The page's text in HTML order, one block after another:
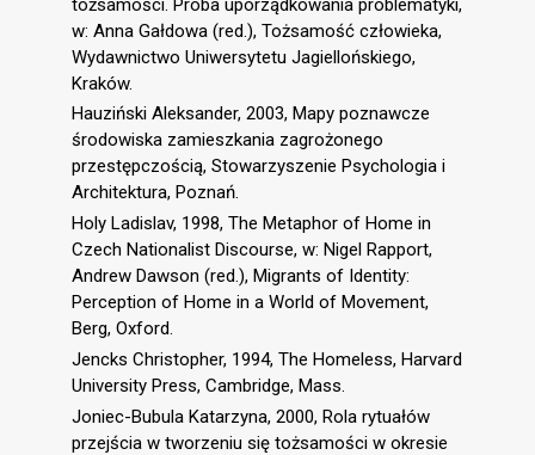
w: Anna Gałdowa (red.), Tożsamość człowieka,
Wydawnictwo Uniwersytetu Jagiellońskiego,
Kraków.
Hauziński Aleksander, 2003, Mapy poznawcze
środowiska zamieszkania zagrożonego
przestępczością, Stowarzyszenie Psychologia i
Architektura, Poznań.
Holy Ladislav, 1998, The Metaphor of Home in
Czech Nationalist Discourse, w: Nigel Rapport,
Andrew Dawson (red.), Migrants of Identity:
Perception of Home in a World of Movement,
Berg, Oxford.
Jencks Christopher, 1994, The Homeless, Harvard
University Press, Cambridge, Mass.
Joniec-Bubula Katarzyna, 2000, Rola rytuałów
przejścia w tworzeniu się tożsamości w okresie